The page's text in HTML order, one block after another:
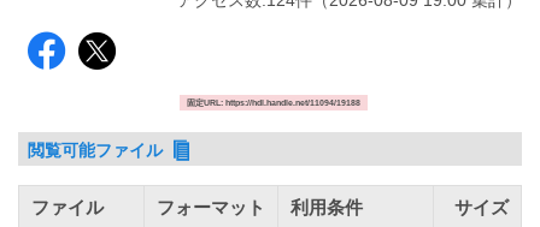
固定URL: https://hdl.handle.net/11094/19188
閲覧可能ファイル
ファイル フォーマット 利用条件 サイズ